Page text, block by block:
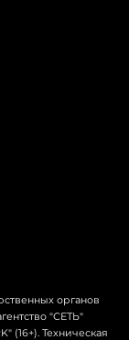
органов
"СЕТЬ"
(16+). Техническая